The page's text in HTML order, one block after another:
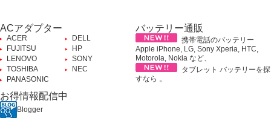
ACアダプター
ACER
DELL
FUJITSU
HP
LENOVO
SONY
TOSHIBA
NEC
PANASONIC
バッテリー通販
携帯電話のバッテリー
Apple iPhone, LG, Sony Xperia, HTC,
Motorola, Nokia など、
タブレット バッテリーを探
すなら 。
お得情報配信中
Blogger